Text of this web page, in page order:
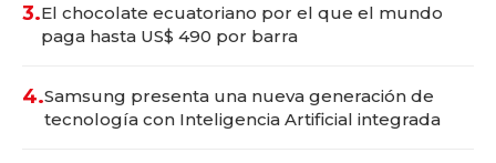
3.El chocolate ecuatoriano por el que el mundo
paga hasta US$ 490 por barra
4.Samsung presenta una nueva generación de
tecnología con Inteligencia Artificial integrada